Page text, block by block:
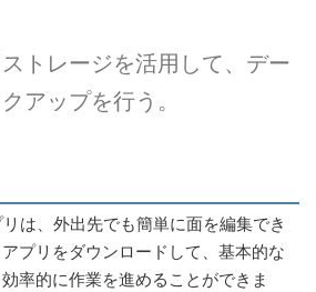
トレージを活用して、デー
アップを行う。
は、外出先でも簡単に面を編集でき
プリをダウンロードして、基本的な
率的に作業を進めることができま